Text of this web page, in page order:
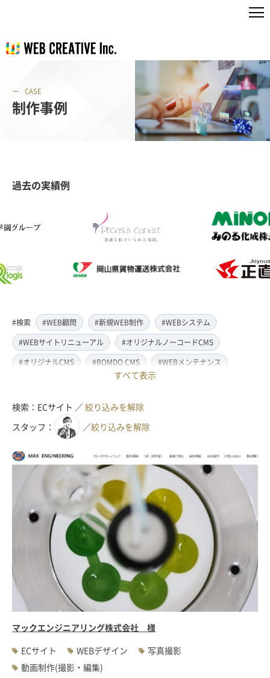
CASE
制作事例
過去の実績例
#検索 #WEB顧問 #新規WEB制作
#WEBシステム
#WEBサイトリニューアル
#オリジナルノーコードCMS
#オリジナルCMS
#BOMDO CMS
#WEBメンテナンス
#レスポンシブ対応
#翻訳・多言語対応
#情報管理システム
#ECサイト
#EC-CUBE
#ランディングページ制作
#取材・ライティング
#ドローン撮影(空撮)
#イラスト制作
#アクセス解析・SEO対策
#名刺・パンフレット制作
#販促・ノベルティーグッズ制作
#ロゴマークデザイン
#SDGsサポート
#IT導入補助金
#JavaScript
#WEBサーバ移転
#AWS構築
#IoT関連
#Androidアプリ開発
#インソーシングコンサルティング
#JIS X 8341-3規格
#業務ツール #PHP
#MySQL
#採用・求人
#学校・教育・スクール
すべて表示
検索：ECサイト ／絞り込みを解除
スタッフ：
／絞り込みを解除
マックエンジニアリング株式会社 様
ECサイト
WEBデザイン
写真撮影
動画制作(撮影・編集)